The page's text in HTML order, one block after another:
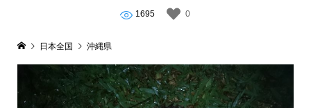
1695 0
日本全国 沖縄県